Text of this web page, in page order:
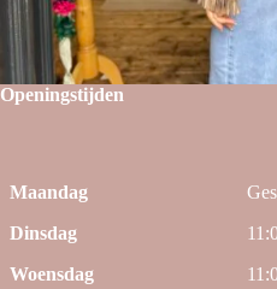
Openingstijden
Maandag
Dinsdag
Woensdag